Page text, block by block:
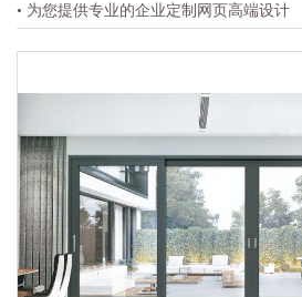
• 为您提供专业的企业定制网页高端设计